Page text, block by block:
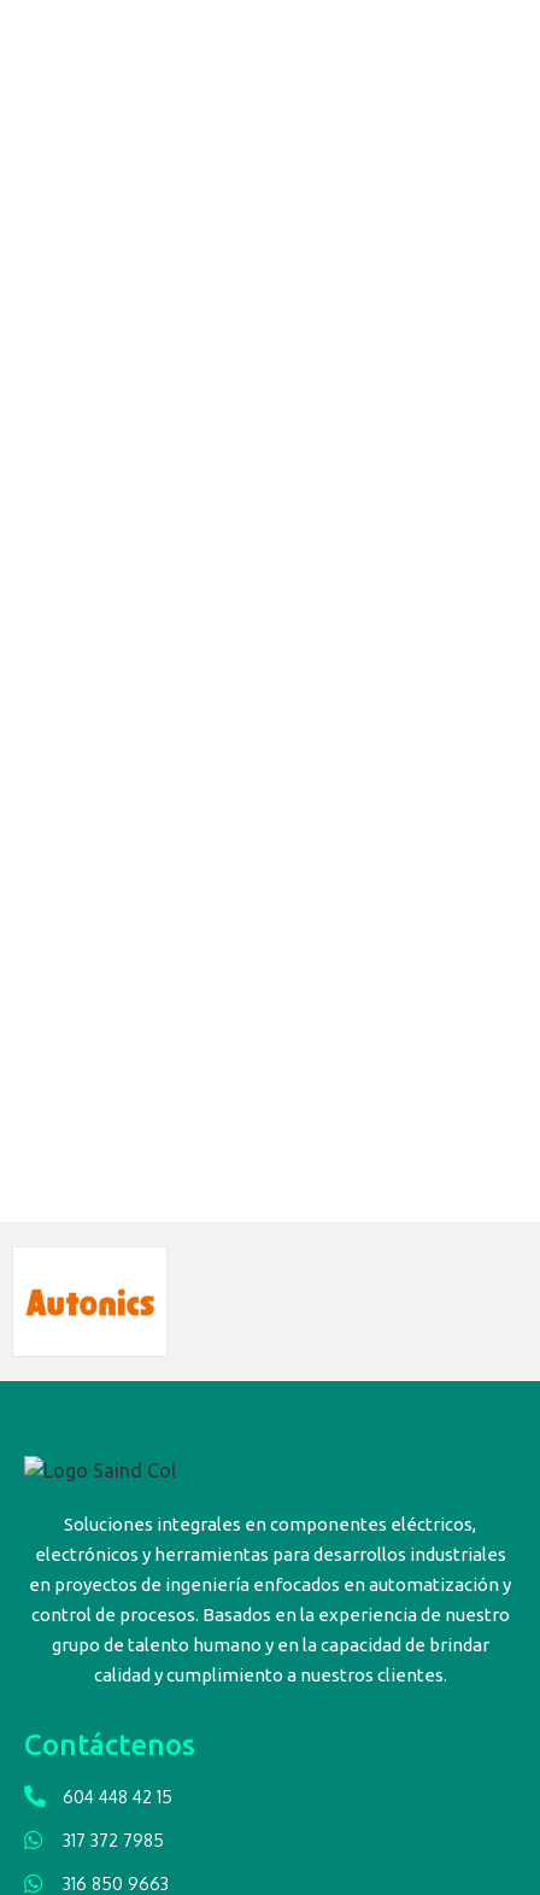
Soluciones integrales en componentes eléctricos,
electrónicos y herramientas para desarrollos industriales
en proyectos de ingeniería enfocados en automatización y
control de procesos. Basados en la experiencia de nuestro
grupo de talento humano y en la capacidad de brindar
calidad y cumplimiento a nuestros clientes.
Contáctenos
604 448 42 15
317 372 7985
316 850 9663